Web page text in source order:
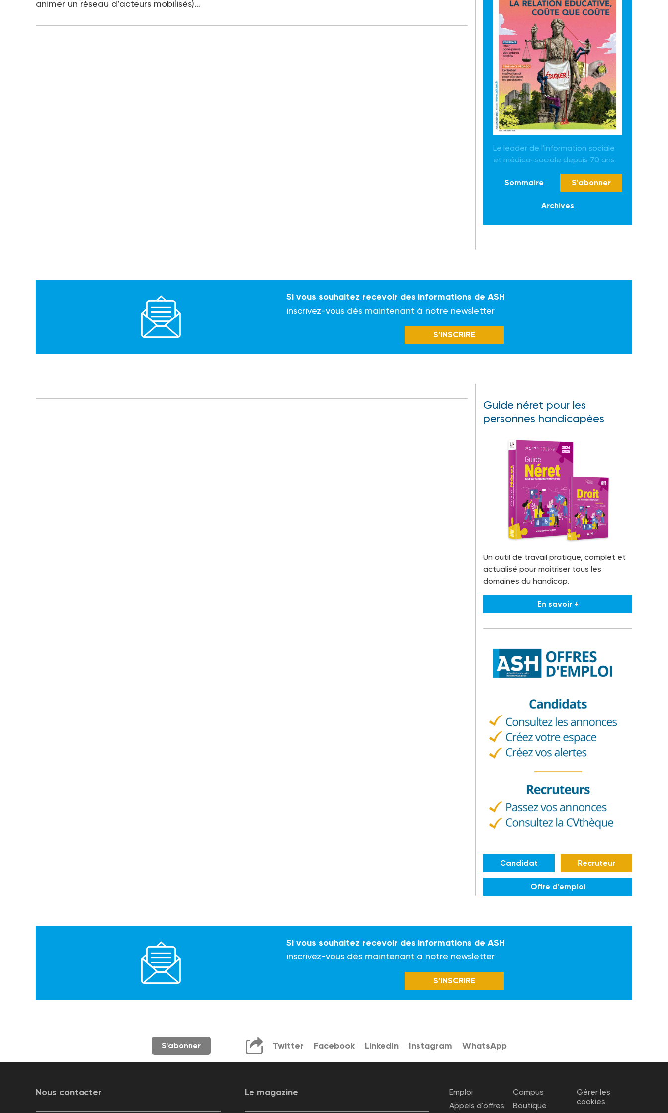
animer un réseau d’acteurs mobilisés)…
Le leader de l'information sociale
et médico-sociale depuis 70 ans
Sommaire S'abonner
Archives
Si vous souhaitez recevoir des informations de ASH
inscrivez-vous dès maintenant à notre newsletter
S’INSCRIRE
Guide néret pour les
personnes handicapées
Un outil de travail pratique, complet et
actualisé pour maîtriser tous les
domaines du handicap.
En savoir +
Candidat Recruteur
Offre d'emploi
Si vous souhaitez recevoir des informations de ASH
inscrivez-vous dès maintenant à notre newsletter
S’INSCRIRE
S'abonner Twitter Facebook LinkedIn Instagram WhatsApp
Nous contacter Le magazine
Emploi
Appels d'offres
Campus
Boutique
Gérer les
cookies